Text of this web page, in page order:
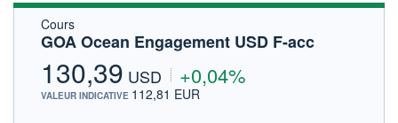
FORUM
Cours
GOA Ocean Engagement USD F-acc
130,39 USD +0,04%
VALEUR INDICATIVE 112,81 EUR